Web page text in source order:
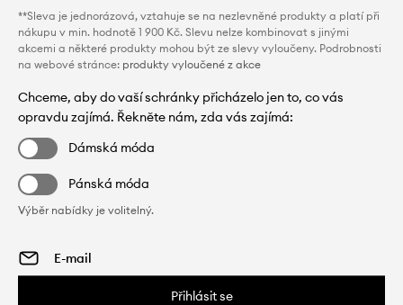
**Sleva je jednorázová, vztahuje se na nezlevněné produkty a platí při
nákupu v min. hodnotě 1 900 Kč. Slevu nelze kombinovat s jinými
akcemi a některé produkty mohou být ze slevy vyloučeny. Podrobnosti
na webové stránce: produkty vyloučené z akce
Chceme, aby do vaší schránky přicházelo jen to, co vás
opravdu zajímá. Řekněte nám, zda vás zajímá:
Dámská móda
Pánská móda
Výběr nabídky je volitelný.
Přihlásit se